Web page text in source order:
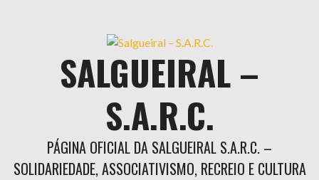
SALGUEIRAL –
S.A.R.C.
PÁGINA OFICIAL DA SALGUEIRAL S.A.R.C. –
SOLIDARIEDADE, ASSOCIATIVISMO, RECREIO E CULTURA